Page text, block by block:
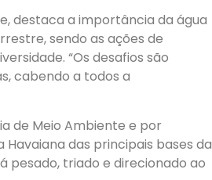
destaca a importância da água
sendo as ações de
“Os desafios são
cabendo a todos a
de Meio Ambiente e por
das principais bases da
pesado, triado e direcionado ao